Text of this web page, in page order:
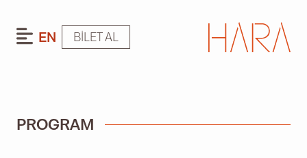
EN BILET AL
PROGRAM